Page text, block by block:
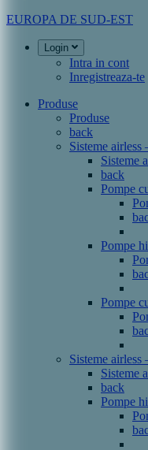
EUROPA DE SUD-EST
Login
Intra in cont
Inregistreaza-te
Produse
Produse
back
Sisteme airless
Sisteme
back
Pompe
Pompe
Pompe
Sisteme airless
Sisteme
back
Pompe